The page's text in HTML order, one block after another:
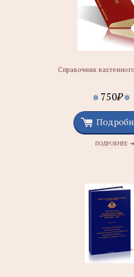
Справочник
750₽
ПОДРОБНЕЕ